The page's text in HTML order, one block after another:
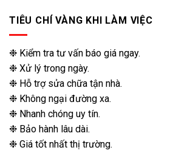
TIÊU CHÍ VÀNG KHI LÀM VIỆC
❉ Kiểm tra tư vấn báo giá ngay.
❉ Xử lý trong ngày.
❉ Hỗ trợ sửa chữa tận nhà.
❉ Không ngại đường xa.
❉ Nhanh chóng uy tín.
❉ Bảo hành lâu dài.
❉ Giá tốt nhất thị trường.